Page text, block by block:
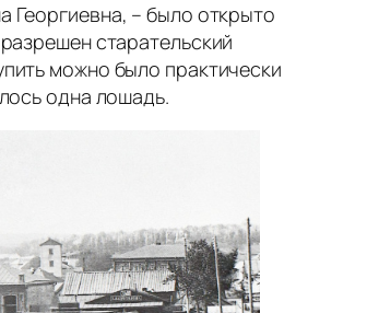
Георгиевна, – было открыто
старательский
можно было практически
одна лошадь.